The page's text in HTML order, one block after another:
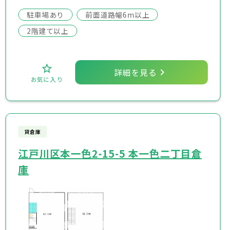
駐車場あり
前面道路幅6m以上
2階建て以上
お気に入り
詳細を見る
貸倉庫
江戸川区本一色2-15-5 本一色二丁目倉
庫